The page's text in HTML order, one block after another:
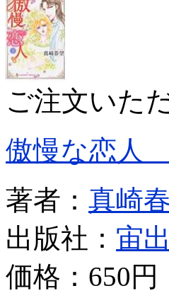
ご注文いた
傲慢な恋人
著者： 真崎
出版社： 宙
価格： 650円